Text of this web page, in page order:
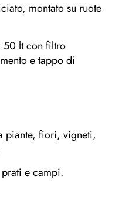
montato su ruote
50 lt con filtro
e tappo di
piante, fiori, vigneti,
e campi.